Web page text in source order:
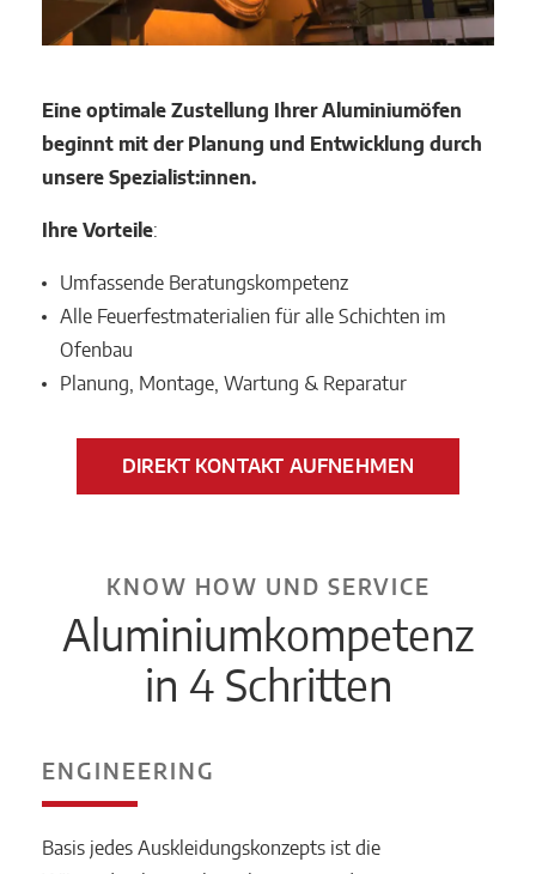
Eine optimale Zustellung Ihrer Aluminiumöfen
beginnt mit der Planung und Entwicklung durch
unsere Spezialist:innen.
Ihre Vorteile:
Umfassende Beratungskompetenz
Alle Feuerfestmaterialien für alle Schichten im
Ofenbau
Planung, Montage, Wartung & Reparatur
DIREKT KONTAKT AUFNEHMEN
KNOW HOW UND SERVICE
Aluminiumkompetenz
in 4 Schritten
ENGINEERING
Basis jedes Auskleidungskonzepts ist die